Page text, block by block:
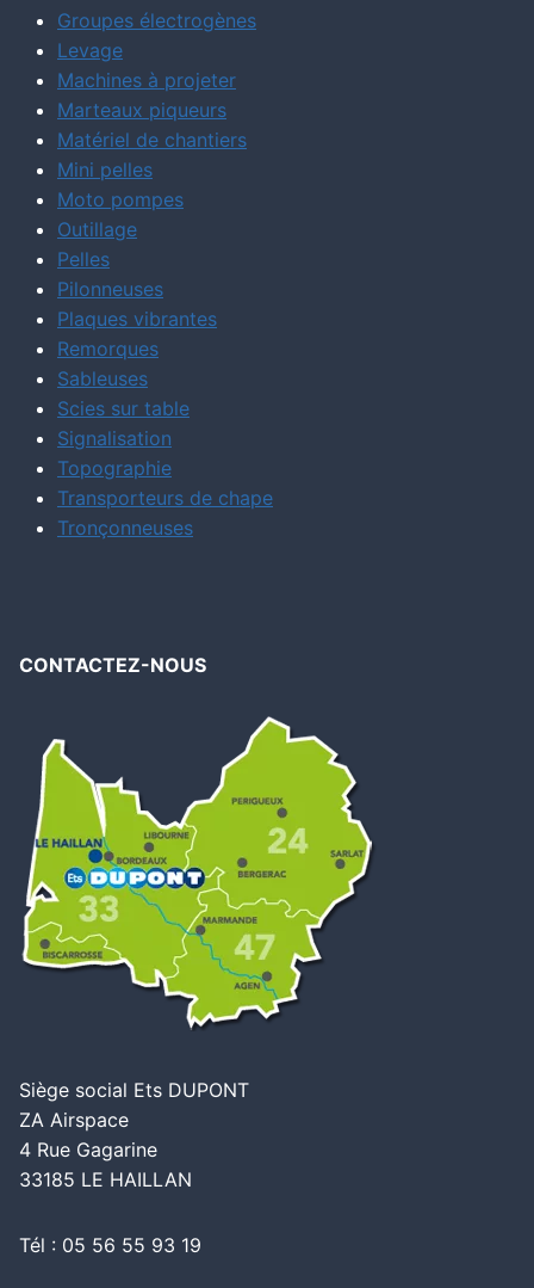
Groupes électrogènes
Levage
Machines à projeter
Marteaux piqueurs
Matériel de chantiers
Mini pelles
Moto pompes
Outillage
Pelles
Pilonneuses
Plaques vibrantes
Remorques
Sableuses
Scies sur table
Signalisation
Topographie
Transporteurs de chape
Tronçonneuses
CONTACTEZ-NOUS
Siège social Ets DUPONT
ZA Airspace
4 Rue Gagarine
33185 LE HAILLAN
Tél : 05 56 55 93 19